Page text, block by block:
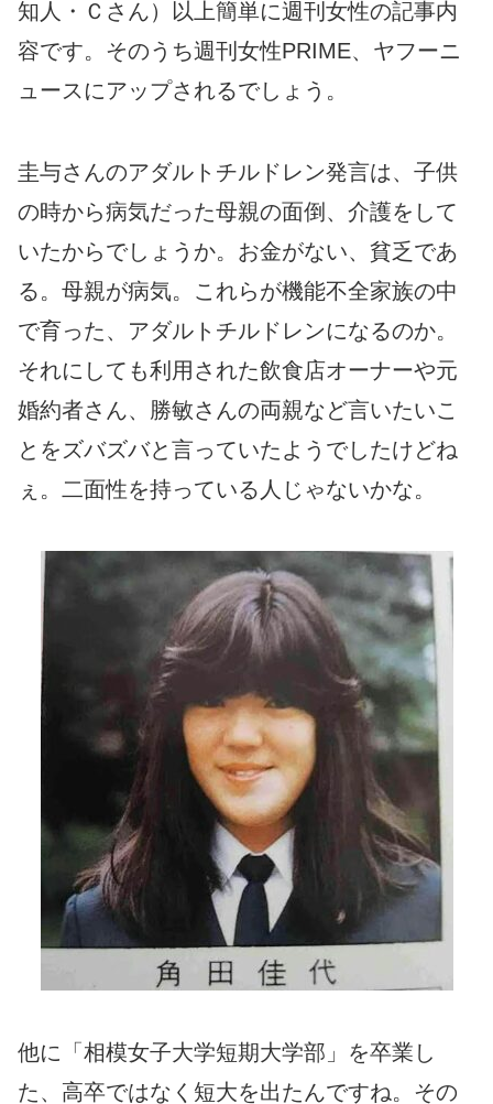
知人・Ｃさん）以上簡単に週刊女性の記事内
容です。そのうち週刊女性PRIME、ヤフーニ
ュースにアップされるでしょう。
圭与さんのアダルトチルドレン発言は、子供
の時から病気だった母親の面倒、介護をして
いたからでしょうか。お金がない、貧乏であ
る。母親が病気。これらが機能不全家族の中
で育った、アダルトチルドレンになるのか。
それにしても利用された飲食店オーナーや元
婚約者さん、勝敏さんの両親など言いたいこ
とをズバズバと言っていたようでしたけどね
ぇ。二面性を持っている人じゃないかな。
他に「相模女子大学短期大学部」を卒業し
た、高卒ではなく短大を出たんですね。その